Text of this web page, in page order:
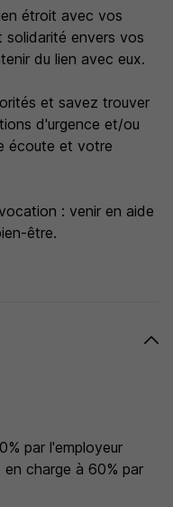
étroit avec vos
solidarité envers vos
du lien avec eux.
et savez trouver
d'urgence et/ou
écoute et votre
: venir en aide
être.
par l'employeur
charge à 60% par